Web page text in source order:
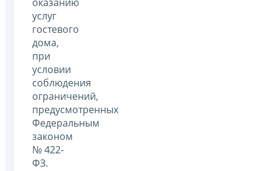
услуг
гостевого
дома,
при
условии
соблюдения
ограничений,
предусмотренных
Федеральным
законом
№ 422-
ФЗ.